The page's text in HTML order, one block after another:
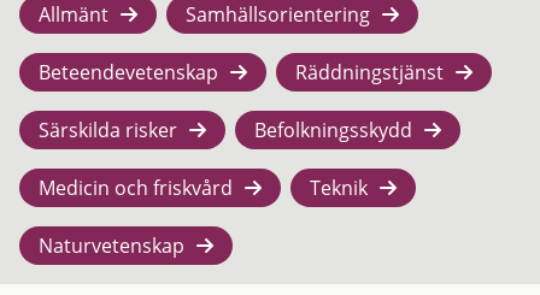
Allmänt Samhällsorientering
Beteendevetenskap Räddningstjänst
Särskilda risker Befolkningsskydd
Medicin och friskvård Teknik
Naturvetenskap